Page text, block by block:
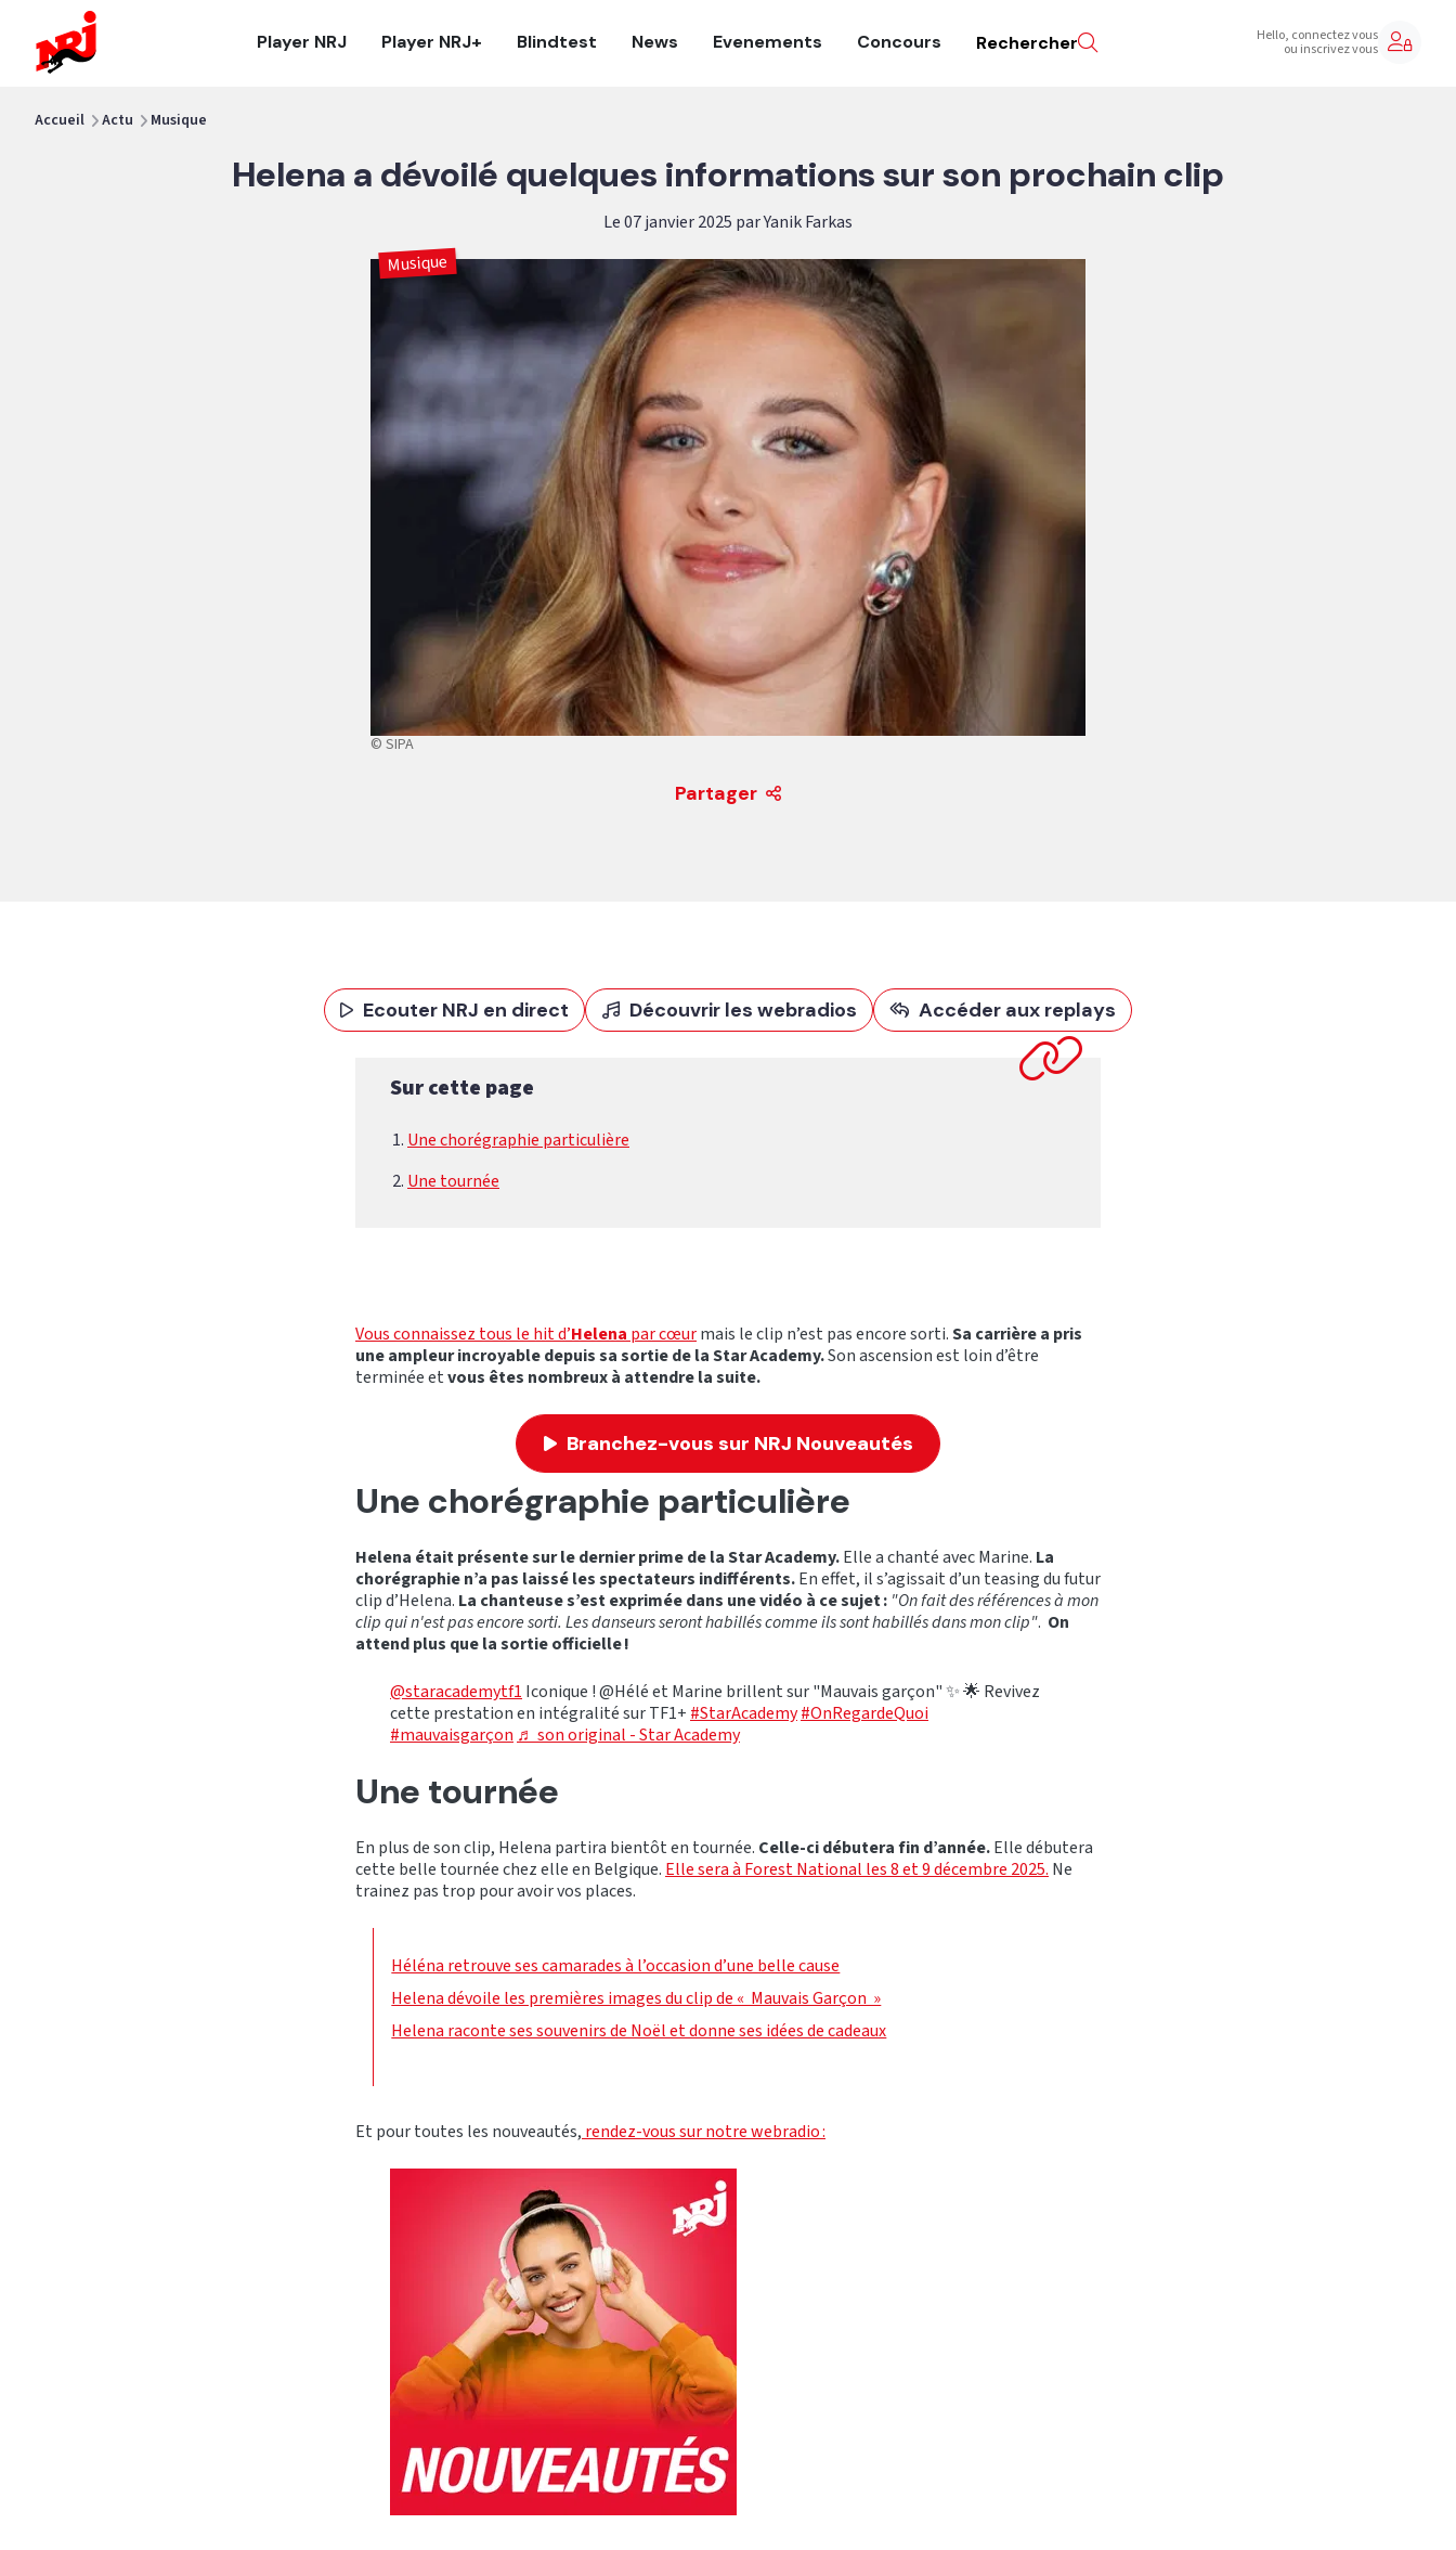
Player NRJ Player NRJ+ Blindtest News Evenements Concours Rechercher Hello, connectez vous
ou inscrivez vous
Accueil Actu Musique
Helena a dévoilé quelques informations sur son prochain clip
Le 07 janvier 2025 par Yanik Farkas
Musique
© SIPA
Partager
Ecouter NRJ en direct Découvrir les webradios Accéder aux replays
Sur cette page
Une chorégraphie particulière
Une tournée
Vous connaissez tous le hit d’Helena par cœurmais le clip n’est pas encore sorti.Sa carrière a pris
une ampleur incroyable depuis sa sortie de la Star Academy.Son ascension est loin d’être
terminée etvous êtes nombreux à attendre la suite.
Branchez-vous sur NRJ Nouveautés
Une chorégraphie particulière
Helena était présente sur le dernier prime de la Star Academy.Elle a chanté avec Marine. La
chorégraphie n’a pas laissé les spectateurs indifférents.En effet, il s’agissait d’un teasing du futur
clip d’Helena. La chanteuse s’est exprimée dans une vidéo à ce sujet : "On fait des références à mon
clip qui n'est pas encore sorti. Les danseurs seront habillés comme ils sont habillés dans mon clip". On
attend plus que la sortie officielle !
@staracademytf1 Iconique ! @Hélé et Marine brillent sur "Mauvais garçon" ✨ 🌟 Revivez
cette prestation en intégralité sur TF1+ #StarAcademy#OnRegardeQuoi
#mauvaisgarçon ♬ son original - Star Academy
Une tournée
En plus de son clip, Helena partira bientôt en tournée. Celle-ci débutera fin d’année.Elle débutera
cette belle tournée chez elle en Belgique. Elle sera à Forest National les 8 et 9 décembre 2025. Ne
trainez pas trop pour avoir vos places.
Héléna retrouve ses camarades à l’occasion d’une belle cause
Helena dévoile les premières images du clip de « Mauvais Garçon »
Helena raconte ses souvenirs de Noël et donne ses idées de cadeaux
Et pour toutes les nouveautés, rendez-vous sur notre webradio :